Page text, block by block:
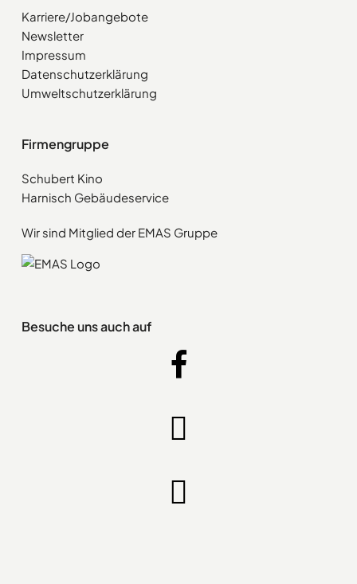
Karriere/Jobangebote
Newsletter
Impressum
Datenschutzerklärung
Umweltschutzerklärung
Firmengruppe
Schubert Kino
Harnisch Gebäudeservice
Wir sind Mitglied der EMAS Gruppe
Besuche uns auch auf